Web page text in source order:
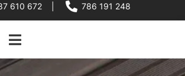
610 672 786 191 248